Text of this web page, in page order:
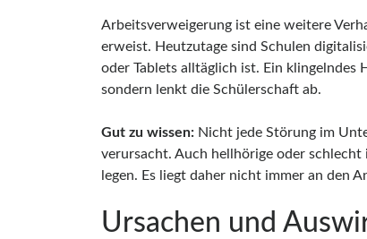
Arbeitsverweigerung ist eine weitere
erweist. Heutzutage sind Schulen
oder Tablets alltäglich ist. Ein
sondern lenkt die Schülerschaft ab.
Gut zu wissen: Nicht jede Störung im
verursacht. Auch hellhörige oder
legen. Es liegt daher nicht immer an den
Ursachen und